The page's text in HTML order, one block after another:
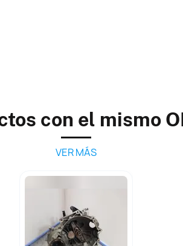
con el mismo
VER MÁS